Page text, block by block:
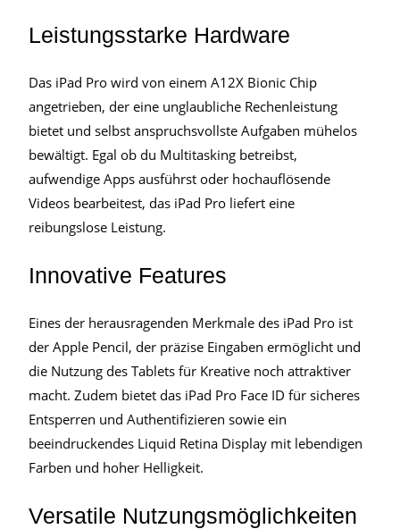
Leistungsstarke Hardware
Das iPad Pro wird von einem A12X Bionic Chip
angetrieben, der eine unglaubliche Rechenleistung
bietet und selbst anspruchsvollste Aufgaben mühelos
bewältigt. Egal ob du Multitasking betreibst,
aufwendige Apps ausführst oder hochauflösende
Videos bearbeitest, das iPad Pro liefert eine
reibungslose Leistung.
Innovative Features
Eines der herausragenden Merkmale des iPad Pro ist
der Apple Pencil, der präzise Eingaben ermöglicht und
die Nutzung des Tablets für Kreative noch attraktiver
macht. Zudem bietet das iPad Pro Face ID für sicheres
Entsperren und Authentifizieren sowie ein
beeindruckendes Liquid Retina Display mit lebendigen
Farben und hoher Helligkeit.
Versatile Nutzungsmöglichkeiten